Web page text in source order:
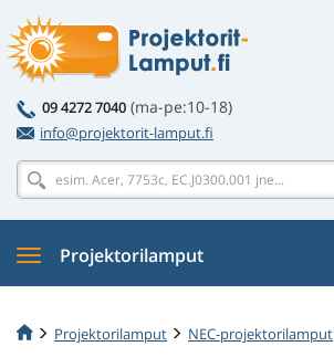
09 4272 7040 (ma-pe:10-18)
info@projektorit-lamput.fi
Projektorilamput
Projektorilamput NEC-projektorilamput